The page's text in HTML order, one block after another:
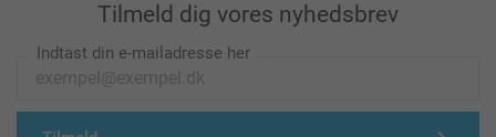
Tilmeld dig vores nyhedsbrev
Indtast din e-mailadresse her